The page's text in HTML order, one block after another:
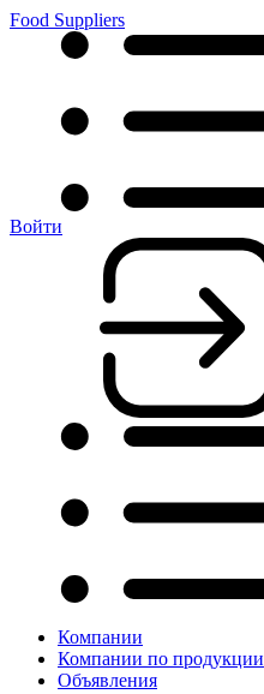
Food Suppliers
Войти
Компании
Компании по продукции
Объявления